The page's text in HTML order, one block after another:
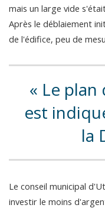
mais un large vide
Après le déblaiement
de l'édifice, peu de
Le plan
est
la
Le conseil municipal
investir le moins